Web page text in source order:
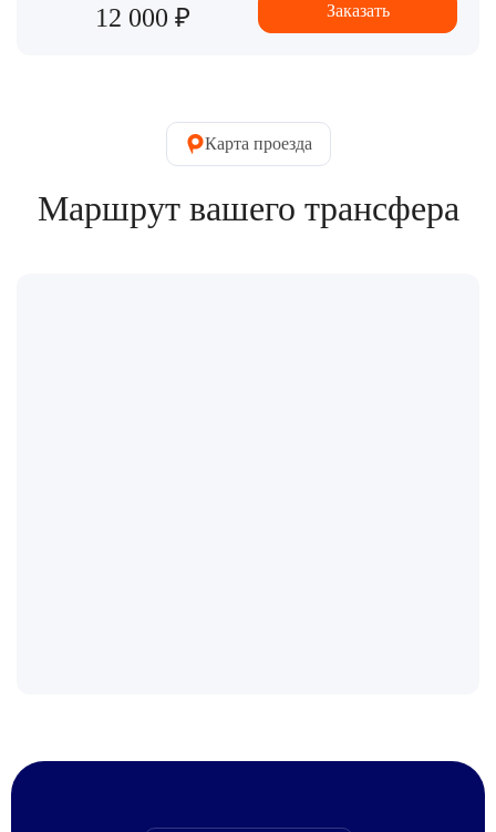
12 000 ₽ Заказать
Карта проезда
Маршрут вашего трансфера